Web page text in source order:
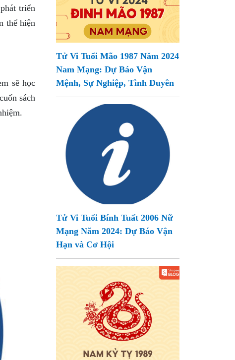
triển
thể hiện
sẽ học
sách
Tử Vi Tuổi Mão 1987 Năm 2024
Nam Mạng: Dự Báo Vận
Mệnh, Sự Nghiệp, Tình Duyên
Tử Vi Tuổi Bính Tuất 2006 Nữ
Mạng Năm 2024: Dự Báo Vận
Hạn và Cơ Hội